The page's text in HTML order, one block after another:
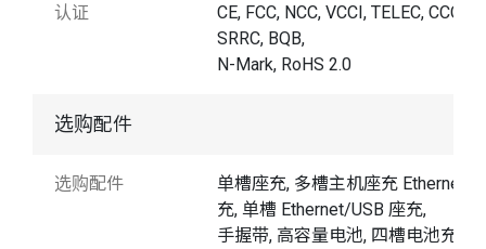
认证
CE, FCC, NCC, VCCI, TELEC, CCC,
SRRC, BQB,
N-Mark, RoHS 2.0
选购配件
选购配件
单槽座充, 多槽主机座充 Ethernet 座
充, 单槽 Ethernet/USB 座充,
手握带, 高容量电池, 四槽电池充电